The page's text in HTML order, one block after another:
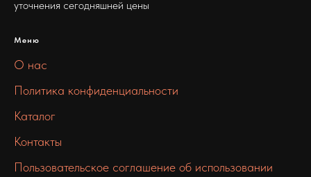
уточнения сегодняшней цены
Меню
О нас
Политика конфиденциальности
Каталог
Контакты
Пользовательское соглашение об использовании